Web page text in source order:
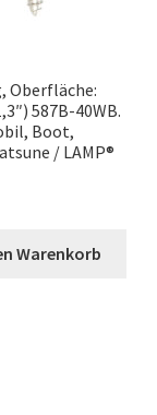
Oberfläche:
587B-40WB.
Boot,
/ LAMP®
Warenkorb